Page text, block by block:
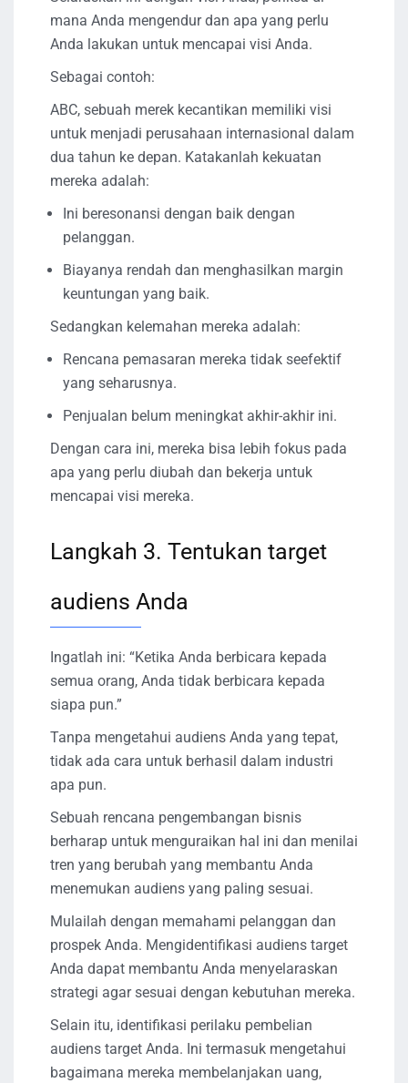
mana Anda mengendur dan apa yang perlu
Anda lakukan untuk mencapai visi Anda.
Sebagai contoh:
ABC, sebuah merek kecantikan memiliki visi
untuk menjadi perusahaan internasional dalam
dua tahun ke depan. Katakanlah kekuatan
mereka adalah:
Ini beresonansi dengan baik dengan
pelanggan.
Biayanya rendah dan menghasilkan margin
keuntungan yang baik.
Sedangkan kelemahan mereka adalah:
Rencana pemasaran mereka tidak seefektif
yang seharusnya.
Penjualan belum meningkat akhir-akhir ini.
Dengan cara ini, mereka bisa lebih fokus pada
apa yang perlu diubah dan bekerja untuk
mencapai visi mereka.
Langkah 3. Tentukan target
audiens Anda
Ingatlah ini: “Ketika Anda berbicara kepada
semua orang, Anda tidak berbicara kepada
siapa pun.”
Tanpa mengetahui audiens Anda yang tepat,
tidak ada cara untuk berhasil dalam industri
apa pun.
Sebuah rencana pengembangan bisnis
berharap untuk menguraikan hal ini dan menilai
tren yang berubah yang membantu Anda
menemukan audiens yang paling sesuai.
Mulailah dengan memahami pelanggan dan
prospek Anda. Mengidentifikasi audiens target
Anda dapat membantu Anda menyelaraskan
strategi agar sesuai dengan kebutuhan mereka.
Selain itu, identifikasi perilaku pembelian
audiens target Anda. Ini termasuk mengetahui
bagaimana mereka membelanjakan uang,